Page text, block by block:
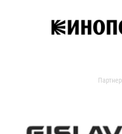
Партнер